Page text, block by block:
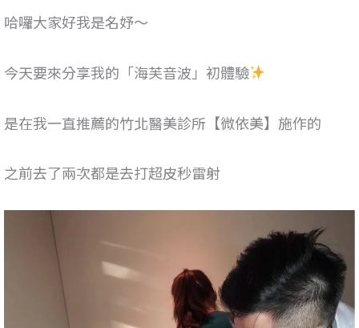
哈囉大家好我是名妤～
今天要來分享我的「海芙音波」初體驗
是在我一直推薦的竹北醫美診所【微依美】施作的
之前去了兩次都是去打超皮秒雷射